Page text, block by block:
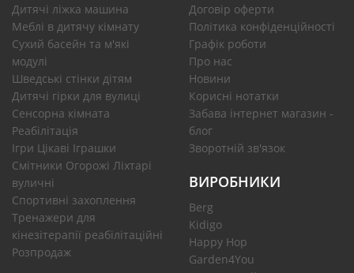
Дитячі ліжка машина
Меблі в дитячу кімнату
Сухий басейн та м'які
модулі
Шведські стінки дітям
Дитячі гірки для вулиці
Сенсорна кімната
Реабілітація
Ігри Цікаві Іграшки
Смітники Огорожі Ліхтарі
вуличні
Спортивні захоплення
Тренажери для
кінезітерапії реабілітаційні
Розпродаж
Договір оферти
Політика конфіденційності
Графік роботи
Про нас
Новини
Корисні нотатки
Забава інтернет магазин -
блог
Зворотній зв'язок
ВИРОБНИКИ
Berg
Kidigo
Happy Hop
Garden4You